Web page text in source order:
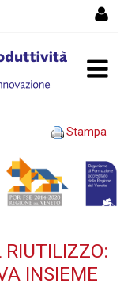
IL
-
Stampa
RIUTILIZZO:
INSIEME